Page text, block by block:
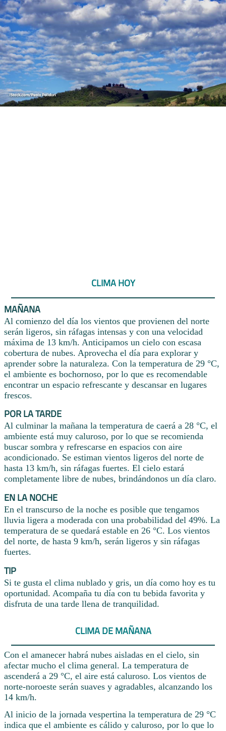
CLIMA HOY
MAÑANA
Al comienzo del día los vientos que provienen del norte
serán ligeros, sin ráfagas intensas y con una velocidad
máxima de 13 km/h. Anticipamos un cielo con escasa
cobertura de nubes. Aprovecha el día para explorar y
aprender sobre la naturaleza. Con la temperatura de 29 °C,
el ambiente es bochornoso, por lo que es recomendable
encontrar un espacio refrescante y descansar en lugares
frescos.
POR LA TARDE
Al culminar la mañana la temperatura de caerá a 28 °C, el
ambiente está muy caluroso, por lo que se recomienda
buscar sombra y refrescarse en espacios con aire
acondicionado. Se estiman vientos ligeros del norte de
hasta 13 km/h, sin ráfagas fuertes. El cielo estará
completamente libre de nubes, brindándonos un día claro.
EN LA NOCHE
En el transcurso de la noche es posible que tengamos
lluvia ligera a moderada con una probabilidad del 49%. La
temperatura de se quedará estable en 26 °C. Los vientos
del norte, de hasta 9 km/h, serán ligeros y sin ráfagas
fuertes.
TIP
Si te gusta el clima nublado y gris, un día como hoy es tu
oportunidad. Acompaña tu día con tu bebida favorita y
disfruta de una tarde llena de tranquilidad.
CLIMA DE MAÑANA
Con el amanecer habrá nubes aisladas en el cielo, sin
afectar mucho el clima general. La temperatura de
ascenderá a 29 °C, el aire está caluroso. Los vientos de
norte-noroeste serán suaves y agradables, alcanzando los
14 km/h.
Al inicio de la jornada vespertina la temperatura de 29 °C
indica que el ambiente es cálido y caluroso, por lo que lo